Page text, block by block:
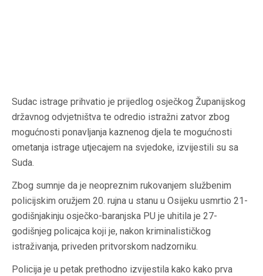
Sudac istrage prihvatio je prijedlog osječkog Županijskog
državnog odvjetništva te odredio istražni zatvor zbog
mogućnosti ponavljanja kaznenog djela te mogućnosti
ometanja istrage utjecajem na svjedoke, izvijestili su sa
Suda.
Zbog sumnje da je neopreznim rukovanjem službenim
policijskim oružjem 20. rujna u stanu u Osijeku usmrtio 21-
godišnjakinju osječko-baranjska PU je uhitila je 27-
godišnjeg policajca koji je, nakon kriminalističkog
istraživanja, priveden pritvorskom nadzorniku.
Policija je u petak prethodno izvijestila kako kako prva